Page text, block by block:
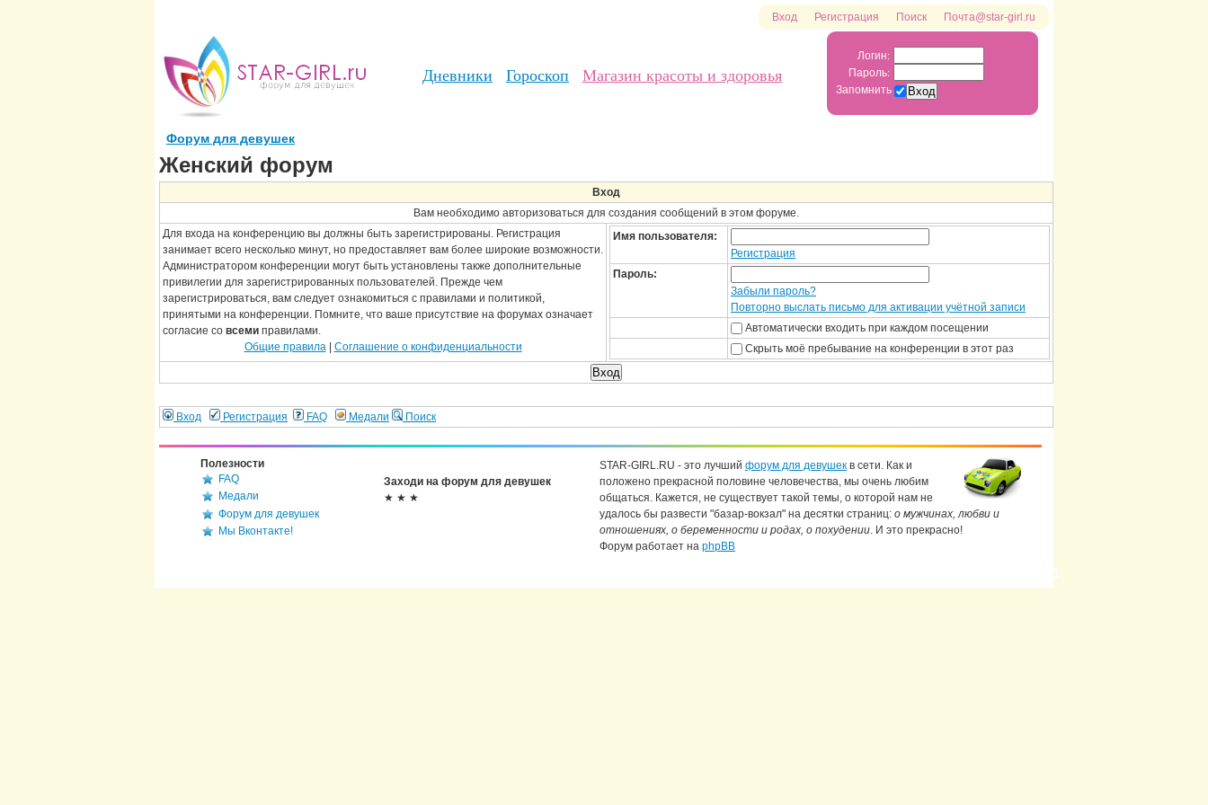
Вход Регистрация Поиск Почта@star-girl.ru
Дневники Гороскоп Магазин красоты и здоровья
Логин:
Пароль:
Запомнить
Форум для девушек
Женский форум
Вход
Вам необходимо авторизоваться для создания сообщений в этом форуме.
Для входа на конференцию вы должны быть зарегистрированы. Регистрация
занимает всего несколько минут, но предоставляет вам более широкие возможности.
Администратором конференции могут быть установлены также дополнительные
привилегии для зарегистрированных пользователей. Прежде чем
зарегистрироваться, вам следует ознакомиться с правилами и политикой,
принятыми на конференции. Помните, что ваше присутствие на форумах означает
согласие со всеми правилами.
Общие правила| Соглашение о конфиденциальности
Имя пользователя:
Регистрация
Пароль:
Забыли пароль?
Повторно выслать письмо для активации учётной записи
Автоматически входить при каждом посещении
Скрыть моё пребывание на конференции в этот раз
Вход Регистрация FAQ Медали Поиск
Полезности
FAQ
Медали
Форум для девушек
Мы Вконтакте!
Заходи на форум для девушек
★ ★ ★
STAR-GIRL.RU - это лучший форум для девушек в сети. Как и
положено прекрасной половине человечества, мы очень любим
общаться. Кажется, не существует такой темы, о которой нам не
удалось бы развести "базар-вокзал" на десятки страниц: о мужчинах, любви и
отношениях, о беременности и родах, о похудении. И это прекрасно!
Форум работает на phpBB